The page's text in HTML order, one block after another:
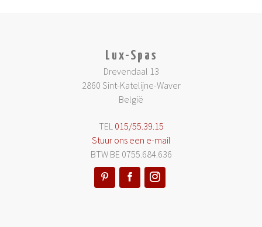
Lux-Spas
Drevendaal 13
2860 Sint-Katelijne-Waver
België
TEL 015/55.39.15
Stuur ons een e-mail
BTW BE 0755.684.636